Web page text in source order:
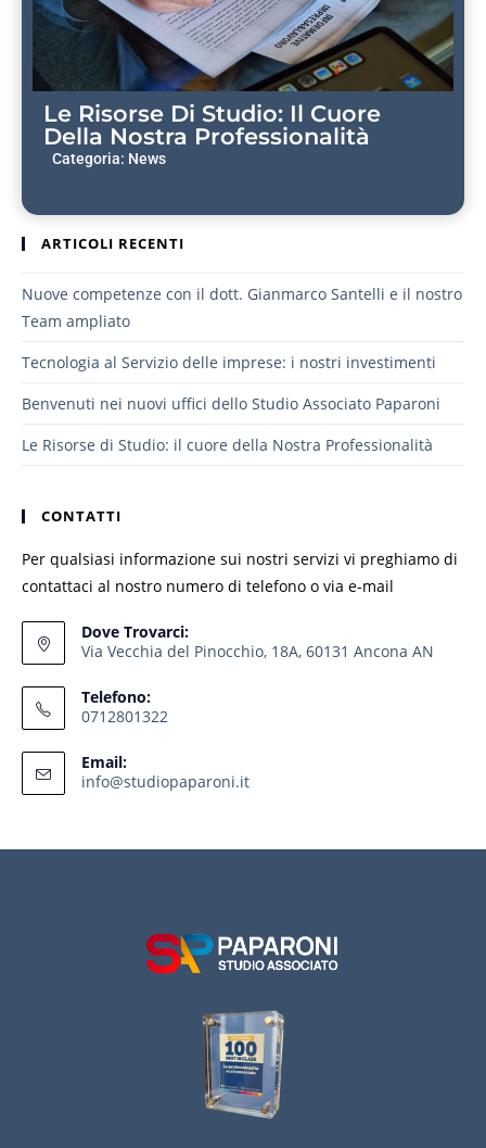
Le Risorse Di Studio: Il Cuore
Della Nostra Professionalità
Categoria: News
ARTICOLI RECENTI
Nuove competenze con il dott. Gianmarco Santelli e il nostro
Team ampliato
Tecnologia al Servizio delle imprese: i nostri investimenti
Benvenuti nei nuovi uffici dello Studio Associato Paparoni
Le Risorse di Studio: il cuore della Nostra Professionalità
CONTATTI
Per qualsiasi informazione sui nostri servizi vi preghiamo di
contattaci al nostro numero di telefono o via e-mail
Dove Trovarci:
Via Vecchia del Pinocchio, 18A, 60131 Ancona AN
Telefono:
0712801322
Email:
info@studiopaparoni.it